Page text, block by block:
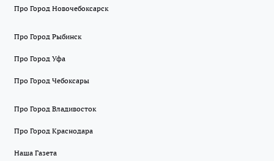
Про Город Новочебоксарск
Про Город Рыбинск
Про Город Уфа
Про Город Чебоксары
Про Город Владивосток
Про Город Краснодара
Наша Газета